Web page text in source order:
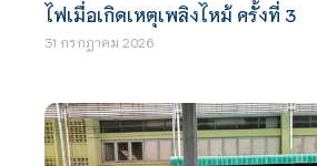
ไฟเมื่อเกิดเหตุเพลิงไหม้ ครั้งที่ 3
31 กรกฎาคม 2026